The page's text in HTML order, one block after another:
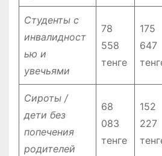
Студенты с
инвалидност
ью и
увечьями
78
558
тенге
175
647
Сироты /
дети без
попечения
родителей
68
083
тенге
152
227